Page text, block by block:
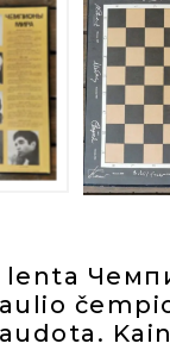
lenta